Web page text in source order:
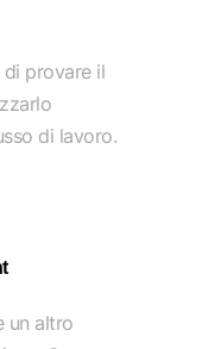
provare il
di lavoro.
un altro